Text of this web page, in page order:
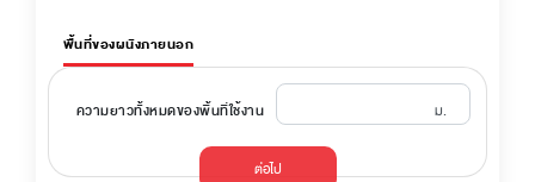
พื้นที่ของผนังภายนอก
ความยาวทั้งหมดของพื้นที่ใช้งาน ม.
ต่อไป